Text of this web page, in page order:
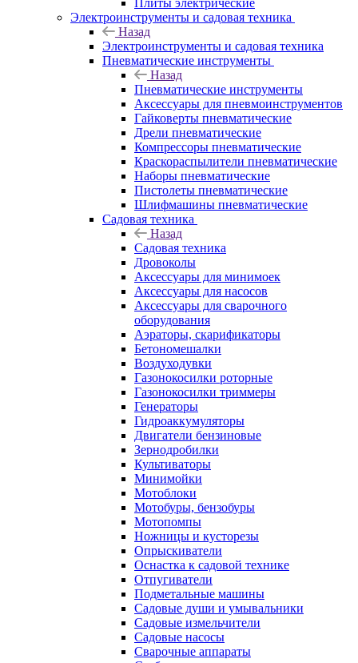
Плиты электрические
Электроинструменты и садовая техника
Назад
Электроинструменты и садовая техника
Пневматические инструменты
Назад
Пневматические инструменты
Аксессуары для пневмоинструментов
Гайковерты пневматические
Дрели пневматические
Компрессоры пневматические
Краскораспылители пневматические
Наборы пневматические
Пистолеты пневматические
Шлифмашины пневматические
Садовая техника
Назад
Садовая техника
Дровоколы
Аксессуары для минимоек
Аксессуары для насосов
Аксессуары для сварочного
оборудования
Аэраторы, скарификаторы
Бетономешалки
Воздуходувки
Газонокосилки роторные
Газонокосилки триммеры
Генераторы
Гидроаккумуляторы
Двигатели бензиновые
Зернодробилки
Культиваторы
Минимойки
Мотоблоки
Мотобуры, бензобуры
Мотопомпы
Ножницы и кусторезы
Опрыскиватели
Оснастка к садовой технике
Отпугиватели
Подметальные машины
Садовые души и умывальники
Садовые измельчители
Садовые насосы
Сварочные аппараты